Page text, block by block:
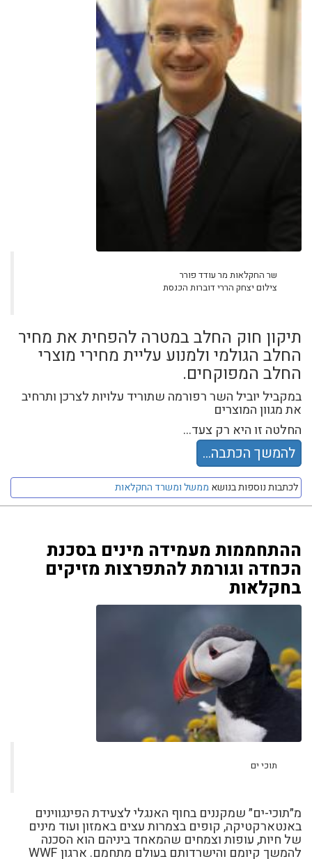
שר החקלאות מר עודד פורר
צילום יצחק הררי דוברות הכנסת
תיקון חוק החלב במטרה להפחית את מחיר
החלב הגולמי ולמנוע עליית מחירי מוצרי
החלב המפוקחים.
במקביל יוביל השר רפורמה שתוריד עלויות לצרכן ותרחיב
את מגוון המוצרים
החלטה זו היא רק צעד...
להמשך הכתבה...
לכתבות נוספות בנושא ממשל ומשרד החקלאות
ההתחממות מעמידה מינים בסכנת
הכחדה וגורמת להתפרצות מזיקים
בחקלאות
תוכי ים
מ״תוכי-ים״ שמקננים בחוף האנגלי לצעידת הפינגווינים
באנטארקטיקה, קופים בצמרות עצים באמזון ועוד מינים
של חיות, עופות וצמחים שהמאחד ביניהם הוא הסכנה
להמשך קיומם והישרדותם בעולם מתחמם. ארגון WWF